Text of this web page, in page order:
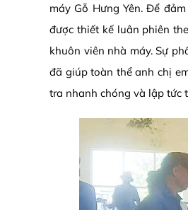
máy Gỗ Hưng Yên. Để
được thiết kế luân phiên
khuôn viên nhà máy. Sự
đã giúp toàn thể anh chị
tra nhanh chóng và lập tức